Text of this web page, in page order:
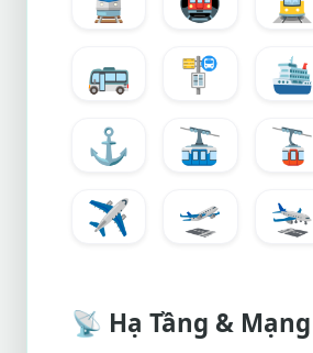
🚌
🚏 🛳️
⚓
🚠 🚡
✈️
🛫 🛬
📡 Hạ Tầng & Mạng